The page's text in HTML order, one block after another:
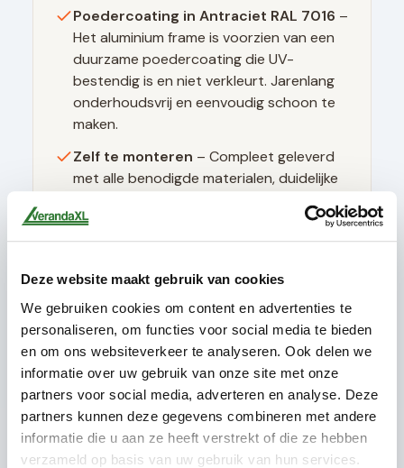
Deze website maakt gebruik van cookies
We gebruiken cookies om content en advertenties te
personaliseren, om functies voor social media te bieden
en om ons websiteverkeer te analyseren. Ook delen we
informatie over uw gebruik van onze site met onze
partners voor social media, adverteren en analyse. Deze
partners kunnen deze gegevens combineren met andere
informatie die u aan ze heeft verstrekt of die ze hebben
verzameld op basis van uw gebruik van hun services.
Poedercoating in Antraciet RAL 7016 –
Het aluminium frame is voorzien van een
duurzame poedercoating die UV-
bestendig is en niet verkleurt. Jarenlang
onderhoudsvrij en eenvoudig schoon te
maken.
Zelf te monteren – Compleet geleverd
met alle benodigde materialen, duidelijke
Geen speciaal gereedschap nodig.
Technische specificaties
Glasdikte
10mm gehard (ESG)
Glastype
Helder glas
Glasranden
Geslepen (niet scherp)
Profielmateriaal
Aluminium 6063-T6
Afwerking
Antraciet RAL 7016